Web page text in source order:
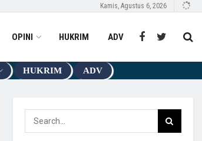
Kamis, Agustus 6, 2026
OPINI HUKRIM ADV
HUKRIM ADV